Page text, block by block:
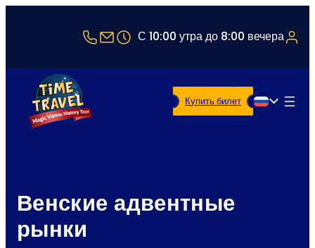
+43 1 5321514
office@timetravel-vienna.at
С 10:00 утра до 8:00 вечера
Русский
Купить билет
Венские адвентные
рынки